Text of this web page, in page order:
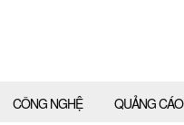
CÔNG NGHỆ QUẢNG CÁO